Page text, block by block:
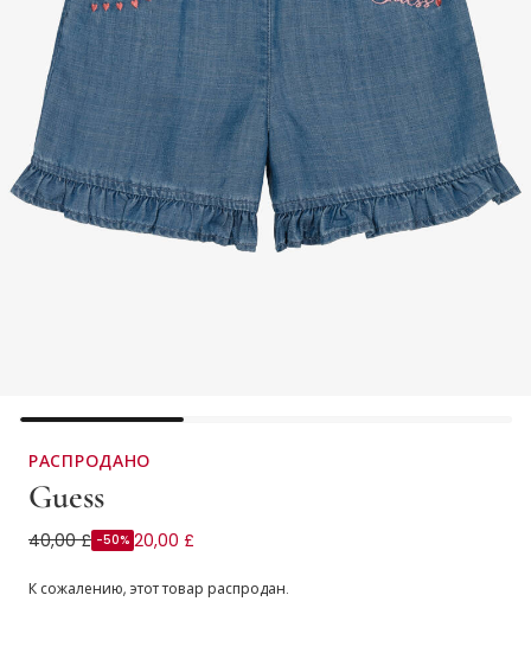
РАСПРОДАНО
Guess
Шорты из синего лиоцелла для девочек
40,00 £ -50% 20,00 £
К сожалению, этот товар распродан.